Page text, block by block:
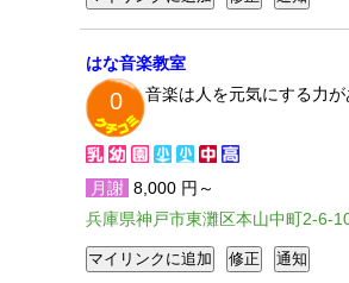
はな音楽教室
0 音楽は人を元気にする力
月謝 8,000 円～
兵庫県神戸市東灘区本山中町2-6-